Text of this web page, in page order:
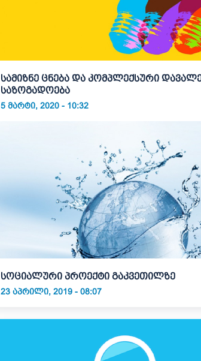
სამიზნე ცნება და კომპლექსური
საზოგადოება
5 ᲛᲐᲠᲢᲘ, 2020 - 10:32
სოციალური პროექტი გაკვეთილზე
23 ᲐᲞᲠᲘᲚᲘ, 2019 - 08:07